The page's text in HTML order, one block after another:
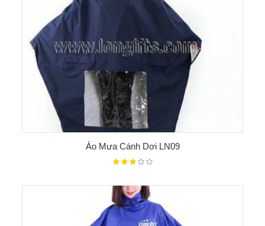
Áo Mưa Cánh Dơi LN09